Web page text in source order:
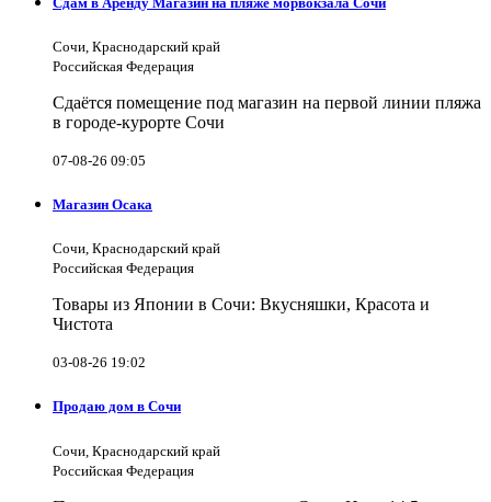
Сочи, Краснодарский край
Российская Федерация
Сдаётся помещение под магазин на первой линии пляжа
в городе-курорте Сочи
07-08-26 09:05
Магазин Осака
Сочи, Краснодарский край
Российская Федерация
Товары из Японии в Сочи: Вкусняшки, Красота и
Чистота
03-08-26 19:02
Продаю дом в Сочи
Сочи, Краснодарский край
Российская Федерация